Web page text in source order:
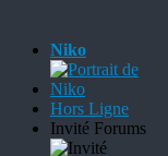
Niko
Hors Ligne
Invité Forums